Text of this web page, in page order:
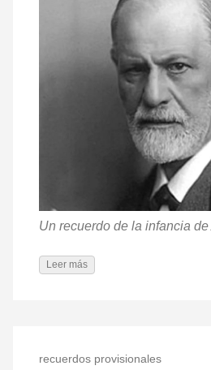
Un recuerdo de la infancia
Leer más
recuerdos provisionales